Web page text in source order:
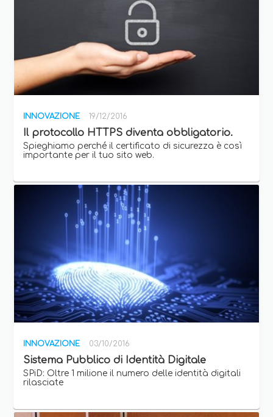
INNOVAZIONE 19/12/2016
Il protocollo HTTPS diventa obbligatorio.
Spieghiamo perché il certificato di sicurezza è così
importante per il tuo sito web.
INNOVAZIONE 03/10/2016
Sistema Pubblico di Identità Digitale
SPiD: Oltre 1 milione il numero delle identità digitali
rilasciate